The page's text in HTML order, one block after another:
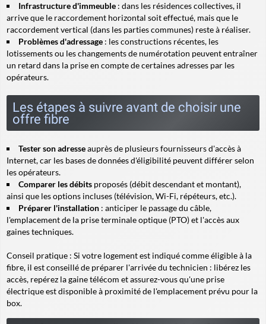
Infrastructure d'immeuble : dans les résidences collectives, il
arrive que le raccordement horizontal soit effectué, mais que le
raccordement vertical (dans les parties communes) reste à réaliser.
Problèmes d'adressage : les constructions récentes, les
lotissements ou les changements de numérotation peuvent entraîner
un retard dans la prise en compte de certaines adresses par les
opérateurs.
Les étapes à suivre avant de choisir une
offre fibre
Tester son adresseauprès de plusieurs fournisseurs d'accès à
Internet, car les bases de données d'éligibilité peuvent différer selon
les opérateurs.
Comparer les débits proposés (débit descendant et montant),
ainsi que les options incluses (télévision, Wi-Fi, répéteurs, etc.).
Préparer l'installation : anticiper le passage du câble,
l'emplacement de la prise terminale optique (PTO) et l'accès aux
gaines techniques.
Conseil pratique : Si votre logement est indiqué comme éligible à la
fibre, il est conseillé de préparer l'arrivée du technicien : libérez les
accès, repérez la gaine télécom et assurez-vous qu'une prise
électrique est disponible à proximité de l'emplacement prévu pour la
box.